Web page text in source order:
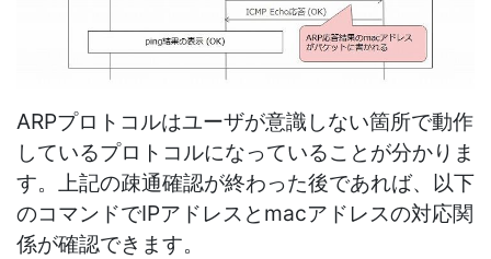
ARPプロトコルはユーザが意識しない箇所で動作
しているプロトコルになっていることが分かりま
す。上記の疎通確認が終わった後であれば、以下
のコマンドでIPアドレスとmacアドレスの対応関
係が確認できます。